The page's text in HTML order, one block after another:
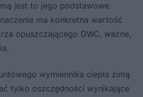
jest to jego podstawowe
ma konkretna wartość
opuszczającego GWC, ważne,
wymiennika ciepła zimą
tylko oszczędności wynikające